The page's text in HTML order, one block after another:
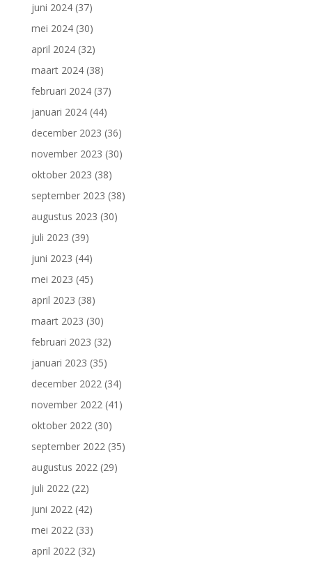
juni 2024(37)
mei 2024(30)
april 2024(32)
maart 2024(38)
februari 2024(37)
januari 2024(44)
december 2023 (36)
november 2023 (30)
oktober 2023 (38)
september 2023 (38)
augustus 2023 (30)
juli 2023 (39)
juni 2023 (44)
mei 2023 (45)
april 2023 (38)
maart 2023 (30)
februari 2023 (32)
januari 2023 (35)
december 2022(34)
november 2022(41)
oktober 2022(30)
september 2022(35)
augustus 2022(29)
juli 2022(22)
juni 2022(42)
mei 2022(33)
april 2022(32)